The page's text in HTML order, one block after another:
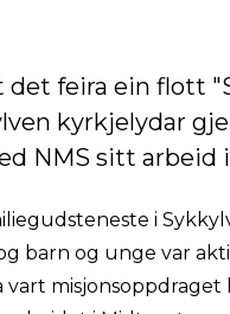
det feira ein flott
kyrkjelydar
NMS sitt arbeid
i
barn og unge var